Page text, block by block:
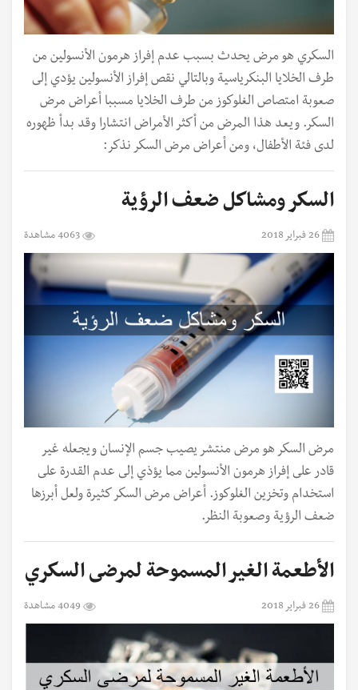
السكري هو مرض يحدث بسبب عدم إفراز هرمون الأنسولين من
طرف الخلايا البنكرياسية وبالتالي نقص إفراز الأنسولين يؤدي إلى
صعوبة امتصاص الغلوكوز من طرف الخلايا مسببا أعراض مرض
السكر. ويعد هذا المرض من أكثر الأمراض انتشارا وقد بدأ ظهوره
لدى فئة الأطفال، ومن أعراض مرض السكر نذكر:
السكر ومشاكل ضعف الرؤية
26 فبراير 2018 4063 مشاهدة
مرض السكر هو مرض منتشر يصيب جسم الإنسان ويجعله غير
قادر على إفراز هرمون الأنسولين مما يؤذي إلى عدم القدرة على
استخدام وتخزين الغلوكوز. أعراض مرض السكر كثيرة ولعل أبرزها
ضعف الرؤية وصعوبة النظر.
الأطعمة الغير المسموحة لمرضى السكري
26 فبراير 2018 4049 مشاهدة